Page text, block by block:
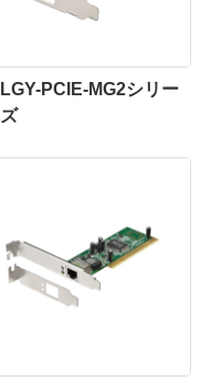
LGY-PCIE-MG2シリー
ズ